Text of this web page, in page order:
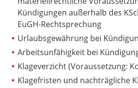
Kündigungen außerhalb des
EuGH-Rechtsprechung
Urlaubsgewährung bei
Arbeitsunfähigkeit bei
Klageverzicht (Voraussetzung:
Klagefristen und nachträgliche